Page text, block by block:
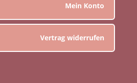
Mein Konto
Vertrag widerrufen